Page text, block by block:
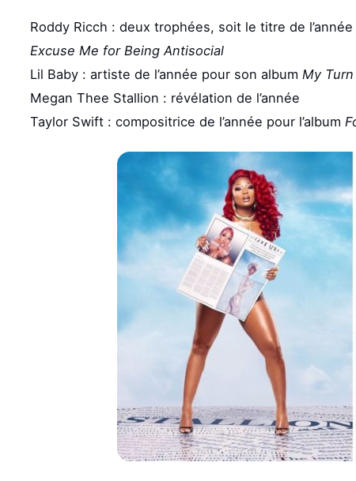
Roddy Ricch : deux trophées, soit le titre de
Excuse Me for Being Antisocial
Lil Baby : artiste de l’année pour son album My Turn
Megan Thee Stallion : révélation de l’année
Taylor Swift : compositrice de l’année pour l’album